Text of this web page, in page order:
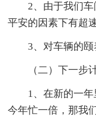
2、由于我们
平安的因素下有超
3、对车辆的
（二）下一步
1、在新的一
今年忙一倍，那我